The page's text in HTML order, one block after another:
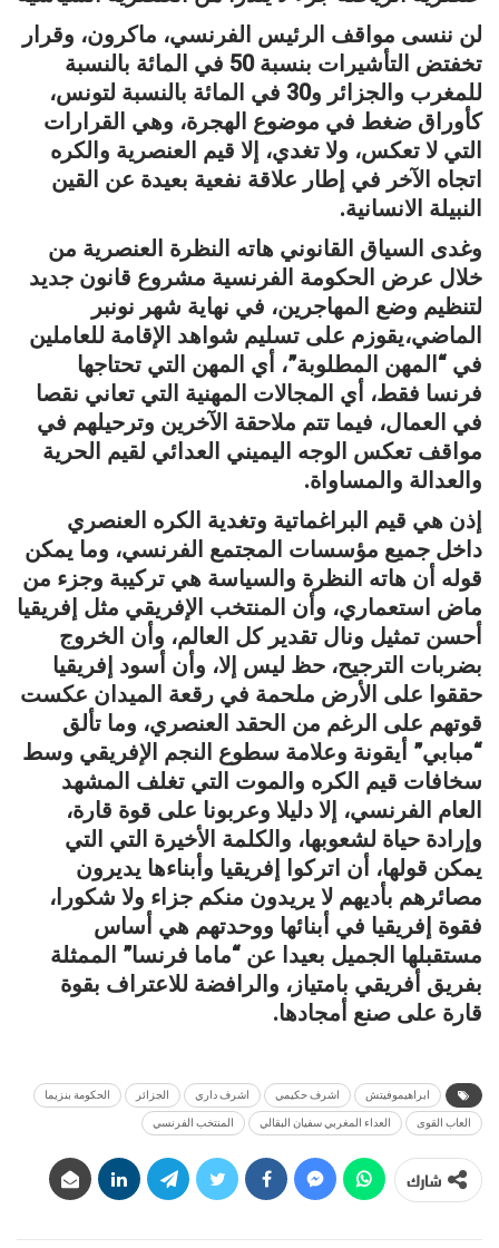
لن ننسى مواقف الرئيس الفرنسي، ماكرون، وقرار
تخفتض التأشيرات بنسبة 50 في المائة بالنسبة
للمغرب والجزائر و30 في المائة بالنسبة لتونس،
كأوراق ضغط في موضوع الهجرة، وهي القرارات
التي لا تعكس، ولا تغدي، إلا قيم العنصرية والكره
اتجاه الآخر في إطار علاقة نفعية بعيدة عن القين
النبيلة الانسانية.
وغدى السياق القانوني هاته النظرة العنصرية من
خلال عرض الحكومة الفرنسية مشروع قانون جديد
لتنظيم وضع المهاجرين، في نهاية شهر نونبر
الماضي،يقوزم على تسليم شواهد الإقامة للعاملين
في “المهن المطلوبة”، أي المهن التي تحتاجها
فرنسا فقط، أي المجالات المهنية التي تعاني نقصا
في العمال، فيما تتم ملاحقة الآخرين وترحيلهم في
مواقف تعكس الوجه اليميني العدائي لقيم الحرية
والعدالة والمساواة.
إذن هي قيم البراغماتية وتغدية الكره العنصري
داخل جميع مؤسسات المجتمع الفرنسي، وما يمكن
قوله أن هاته النظرة والسياسة هي تركيبة وجزء من
ماض استعماري، وأن المنتخب الإفريقي مثل إفريقيا
أحسن تمثيل ونال تقدير كل العالم، وأن الخروج
بضربات الترجيح، حظ ليس إلا، وأن أسود إفريقيا
حققوا على الأرض ملحمة في رقعة الميدان عكست
قوتهم على الرغم من الحقد العنصري، وما تألق
“مبابي” أيقونة وعلامة سطوع النجم الإفريقي وسط
سخافات قيم الكره والموت التي تغلف المشهد
العام الفرنسي، إلا دليلا وعربونا على قوة قارة،
وإرادة حياة لشعوبها، والكلمة الأخيرة التي التي
يمكن قولها، أن اتركوا إفريقيا وأبناءها يديرون
مصائرهم بأديهم لا يريدون منكم جزاء ولا شكورا،
فقوة إفريقيا في أبنائها ووحدتهم هي أساس
مستقبلها الجميل بعيدا عن “ماما فرنسا” الممثلة
بفريق أفريقي بامتياز، والرافضة للاعتراف بقوة
قارة على صنع أمجادها.
ابراهيموفيتش اشرف حكيمي اشرف داري الجزائر الحكومة بنزيما
العاب القوى العداء المغربي سفيان البقالي المنتخب الفرنسي
شارك